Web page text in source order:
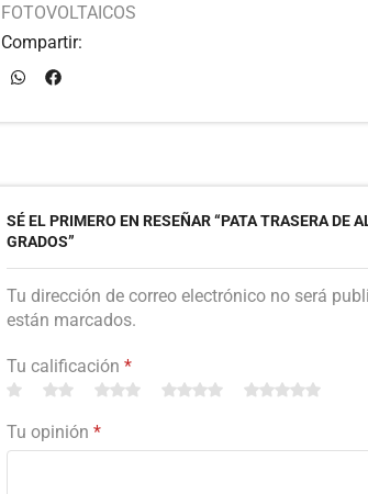
FOTOVOLTAICOS
Compartir:
SÉ EL PRIMERO EN RESEÑAR “PATA TRASERA DE
GRADOS”
Tu dirección de correo electrónico no será
están marcados.
Tu calificación *
Tu opinión *